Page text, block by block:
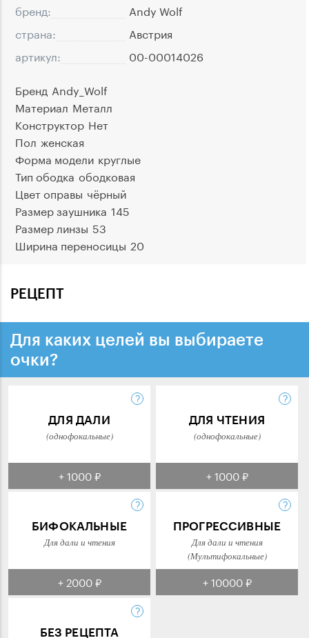
бренд:
Andy Wolf
страна:
Австрия
артикул:
00-00014026
Бренд Andy_Wolf
Материал Металл
Конструктор Нет
Пол женская
Форма модели круглые
Тип ободка ободковая
Цвет оправы чёрный
Размер заушника 145
Размер линзы 53
Ширина переносицы 20
РЕЦЕПТ
Для каких целей вы выбираете
очки?
ДЛЯ ДАЛИ
(однофокальные)
+ 1000 ₽
ДЛЯ ЧТЕНИЯ
(однофокальные)
+ 1000 ₽
БИФОКАЛЬНЫЕ
Для дали и чтения
+ 2000 ₽
ПРОГРЕССИВНЫЕ
Для дали и чтения
(Мультифокальные)
+ 10000 ₽
БЕЗ РЕЦЕПТА